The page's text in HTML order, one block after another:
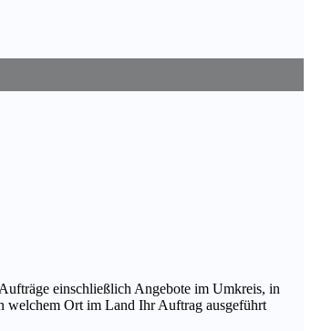
einschließlich Angebote im Umkreis, in
welchem Ort im Land Ihr Auftrag ausgeführt